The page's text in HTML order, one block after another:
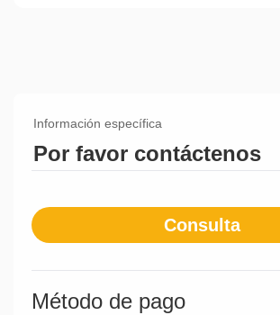
Información específica
Por favor contáctenos
Consulta
Método de pago